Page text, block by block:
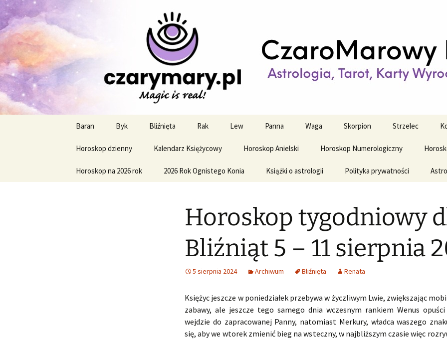
CzaroMarowy horoskop
miesięczny i tygodniowy
Profesjonalne przepowiednie astrologiczne
treści
Baran Byk Bliźnięta Rak Lew Panna Waga Skorpion Strzelec
Horoskop dzienny Kalendarz Księżycowy Horoskop Anielski Horoskop Numerologiczny
Horoskop na 2026 rok 2026 Rok Ognistego Konia Książki o astrologii Polityka prywatności
Horoskop tygodniowy
Bliźniąt 5 – 11 sierpnia
5 sierpnia 2024 Archiwum Bliźnięta Renata
Księżyc jeszcze w poniedziałek przebywa w życzliwym Lwie, zwiększając
zabawy, ale jeszcze tego samego dnia wczesnym rankiem Wenus
wejdzie do zapracowanej Panny, natomiast Merkury, władca waszego
się, aby we wtorek zmienić bieg na wsteczny, w najbliższym czasie więc